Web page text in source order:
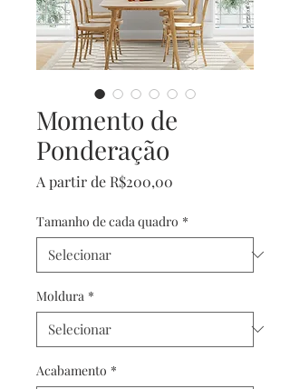
Momento de
Ponderação
A partir de R$200,00
Tamanho de cada quadro *
Moldura *
Acabamento *